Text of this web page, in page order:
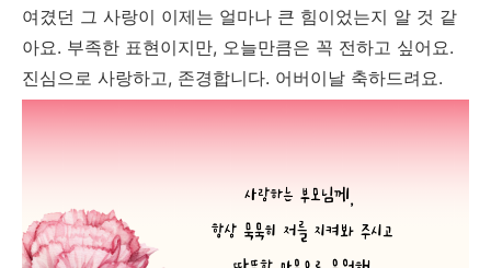
여겼던 그 사랑이 이제는 얼마나 큰 힘이었는지 알 것 같
아요. 부족한 표현이지만, 오늘만큼은 꼭 전하고 싶어요.
진심으로 사랑하고, 존경합니다. 어버이날 축하드려요.